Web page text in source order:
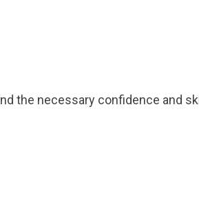
the necessary confidence and